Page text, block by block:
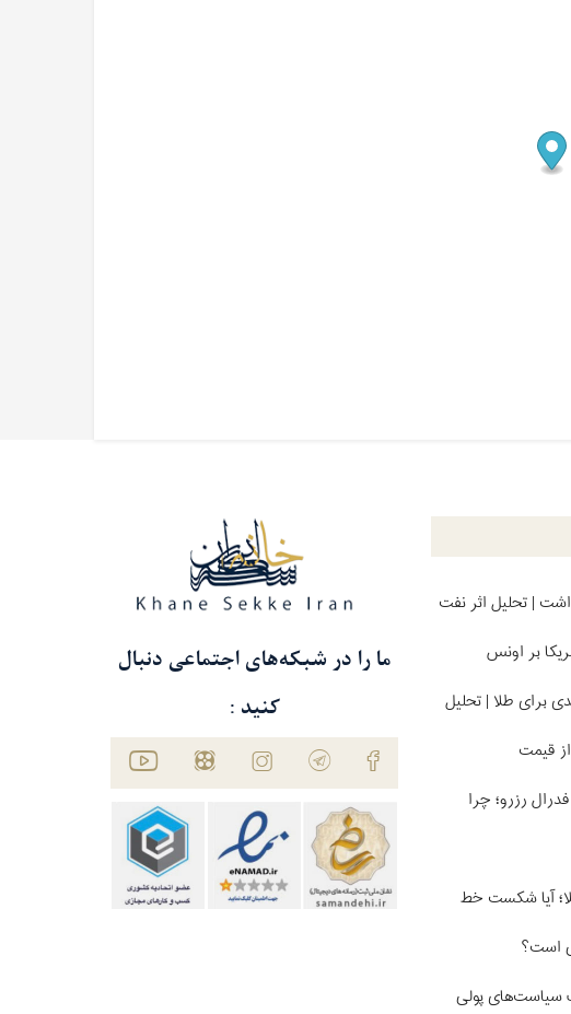
| تحلیل اثر نفت
برای طلا | تحلیل
قیمت
رزرو؛ چرا
آیا شکست خط
است؟
سیاست‌های پولی
ما را در شبکه‌های اجتماعی دنبال
کنید :